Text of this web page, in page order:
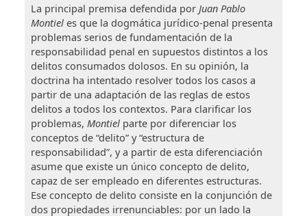
La principal premisa defendida por Juan Pablo
Montieles que la dogmática jurídico-penal presenta
problemas serios de fundamentación de la
responsabilidad penal en supuestos distintos a los
delitos consumados dolosos. En su opinión, la
doctrina ha intentado resolver todos los casos a
partir de una adaptación de las reglas de estos
delitos a todos los contextos. Para clarificar los
problemas, Montielparte por diferenciar los
conceptos de “delito” y “estructura de
responsabilidad”, y a partir de esta diferenciación
asume que existe un único concepto de delito,
capaz de ser empleado en diferentes estructuras.
Ese concepto de delito consiste en la conjunción de
dos propiedades irrenunciables: por un lado la